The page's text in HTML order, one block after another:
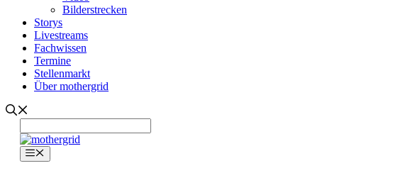
Bilderstrecken
Storys
Livestreams
Fachwissen
Termine
Stellenmarkt
Über mothergrid
Menü